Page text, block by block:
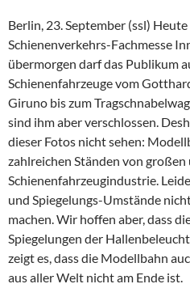
Berlin, 23. September (ssl)
Schienenverkehrs-Fachmesse
übermorgen darf das Publikum
Schienenfahrzeuge vom
Giruno bis zum
sind ihm aber verschlossen.
dieser Fotos nicht sehen:
zahlreichen Ständen von
Schienenfahrzeugindustrie.
und Spiegelungs-Umstände
machen. Wir hoffen aber, dass
Spiegelungen der
zeigt es, dass die Modellbahn
aus aller Welt nicht am Ende ist.